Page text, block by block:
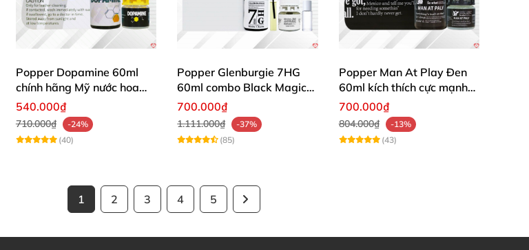
Popper Dopamine 60ml
chính hãng Mỹ nước hoa
kích dục mạnh cho Top Bot
540.000₫
710.000₫
-24%
(40)
Popper Glenburgie 7HG
60ml combo Black Magic
White Charm mạnh mẽ
kích thích khoái cảm
700.000₫
1.111.000₫
-37%
(85)
Popper Man At Play Đen
60ml kích thích cực mạnh
kéo dài thời gian giá tốt
700.000₫
804.000₫
-13%
(43)
1 2 3 4 5